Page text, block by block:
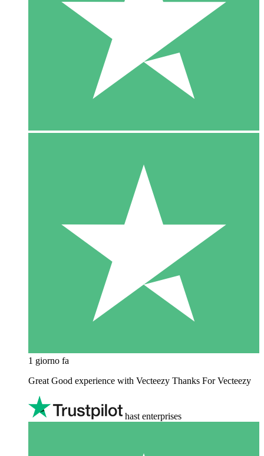
1 giorno fa
Great Good experience with Vecteezy Thanks For Vecteezy
hast enterprises